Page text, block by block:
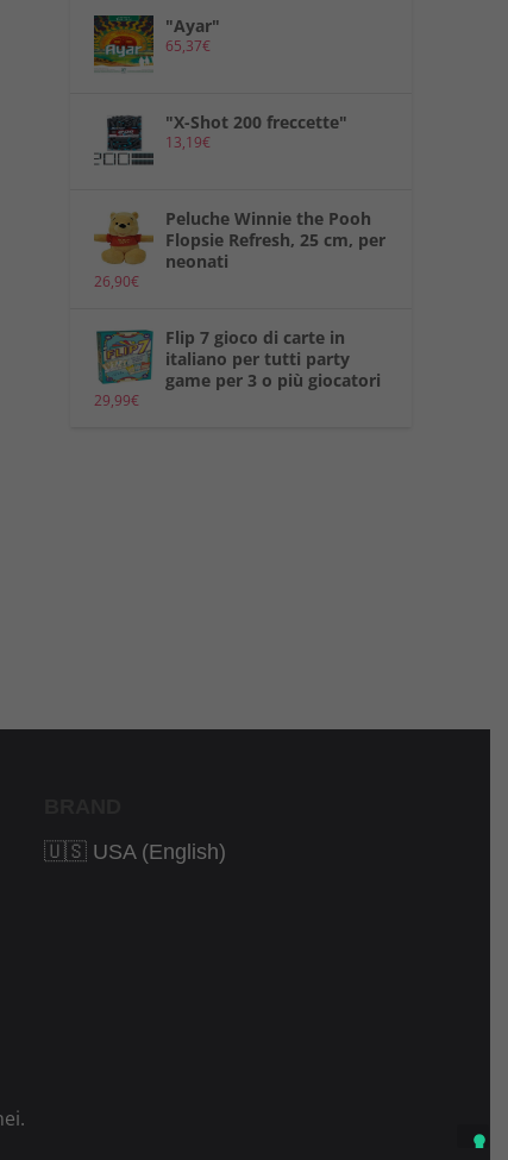
"Ayar"
65,37€
"X-Shot 200 freccette"
13,19€
Peluche Winnie the Pooh
Flopsie Refresh, 25 cm, per
neonati
26,90€
Flip 7 gioco di carte in
italiano per tutti party
game per 3 o più giocatori
29,99€
🇺🇸 USA (English)